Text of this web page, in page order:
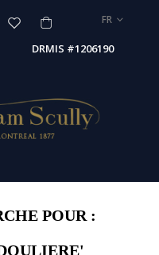
LANGUE
FR
DRMIS #1206190
POUR :